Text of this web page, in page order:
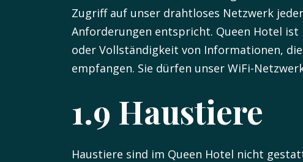
Zugriff auf unser drahtloses Netzwerk
Anforderungen entspricht. Queen Hotel
oder Vollständigkeit von Informationen,
empfangen. Sie dürfen unser WiFi-
1.9 Haustiere
Haustiere sind im Queen Hotel nicht